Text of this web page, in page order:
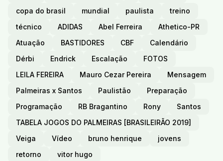
copa do brasil
mundial paulista
treino
técnico
ADIDAS Abel Ferreira
Athetico-PR
Atuação
BASTIDORES CBF
Calendário
Dérbi
Endrick Escalação
FOTOS
LEILA FEREIRA
Mauro Cezar Pereira
Mensagem
Palmeiras x Santos
Paulistão
Preparação
Programação
RB Bragantino Rony
Santos
TABELA JOGOS DO PALMEIRAS [BRASILEIRÃO 2019]
Veiga
Vídeo bruno henrique
jovens
retorno
vitor hugo